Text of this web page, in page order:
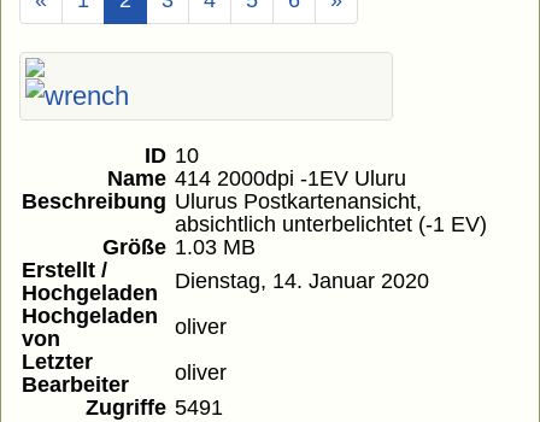
ID 10
Name 414 2000dpi -1EV Uluru
Beschreibung Ulurus Postkartenansicht,
absichtlich unterbelichtet (-1 EV)
Größe 1.03 MB
Erstellt /
Hochgeladen
Dienstag, 14. Januar 2020
Hochgeladen
von
oliver
Letzter
Bearbeiter
oliver
Zugriffe 5491